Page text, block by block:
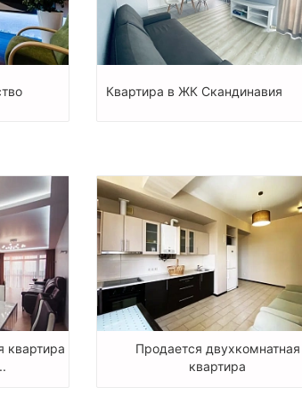
квартира
Квартира в ЖК Скандинавия
Продается двухкомнатная
квартира